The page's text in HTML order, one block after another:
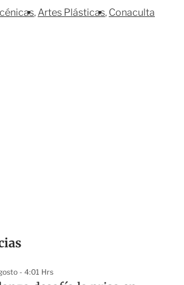
Artes Plásticas Conaculta
- 4:01 Hrs